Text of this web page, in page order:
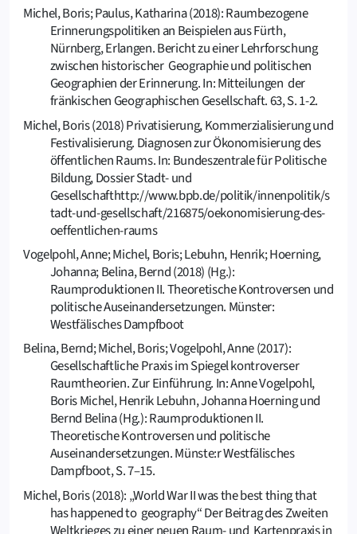
Michel, Boris; Paulus, Katharina (2018): Raumbezogene
Erinnerungspolitiken an Beispielen aus Fürth,
Nürnberg, Erlangen. Bericht zu einer Lehrforschung
zwischen historischer Geographie und politischen
Geographien der Erinnerung. In: Mitteilungen der
fränkischen Geographischen Gesellschaft. 63, S. 1-2.
Michel, Boris (2018) Privatisierung, Kommerzialisierung und
Festivalisierung. Diagnosen zur Ökonomisierung des
öffentlichen Raums. In: Bundeszentrale für Politische
Bildung, Dossier Stadt- und
Gesellschafthttp://www.bpb.de/politik/innenpolitik/s
tadt-und-gesellschaft/216875/oekonomisierung-des-
oeffentlichen-raums
Vogelpohl, Anne; Michel, Boris; Lebuhn, Henrik; Hoerning,
Johanna; Belina, Bernd (2018) (Hg.):
Raumproduktionen II. Theoretische Kontroversen und
politische Auseinandersetzungen. Münster:
Westfälisches Dampfboot
Belina, Bernd; Michel, Boris; Vogelpohl, Anne (2017):
Gesellschaftliche Praxis im Spiegel kontroverser
Raumtheorien. Zur Einführung. In: Anne Vogelpohl,
Boris Michel, Henrik Lebuhn, Johanna Hoerning und
Bernd Belina (Hg.): Raumproduktionen II.
Theoretische Kontroversen und politische
Auseinandersetzungen. Münste:r Westfälisches
Dampfboot, S. 7–15.
Michel, Boris (2018): „World War II was the best thing that
has happened to geography“ Der Beitrag des Zweiten